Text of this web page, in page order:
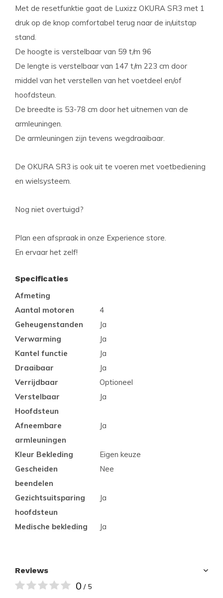
Met de resetfunktie gaat de Luxizz OKURA SR3 met 1
druk op de knop comfortabel terug naar de in/uitstap
stand.
De hoogte is verstelbaar van 59 t/m 96
De lengte is verstelbaar van 147 t/m 223 cm door
middel van het verstellen van het voetdeel en/of
hoofdsteun.
De breedte is 53-78 cm door het uitnemen van de
armleuningen.
De armleuningen zijn tevens wegdraaibaar.
De OKURA SR3 is ook uit te voeren met voetbediening
en wielsysteem.
Nog niet overtuigd?
Plan een afspraak in onze Experience store.
En ervaar het zelf!
Specificaties
Afmeting
Aantal motoren
4
Geheugenstanden
Ja
Verwarming
Ja
Kantel functie
Ja
Draaibaar
Ja
Verrijdbaar
Optioneel
Verstelbaar
Hoofdsteun
Ja
Afneembare
armleuningen
Ja
Kleur Bekleding
Eigen keuze
Gescheiden
beendelen
Nee
Gezichtsuitsparing
hoofdsteun
Ja
Medische bekleding Ja
Reviews
0 / 5